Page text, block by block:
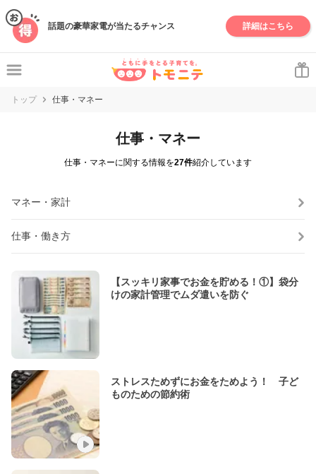
話題の豪華家電が当たるチャンス 詳細はこちら
トップ 仕事・マネー
仕事・マネー
仕事・マネーに関する情報を27件紹介しています
マネー・家計
仕事・働き方
【スッキリ家事でお金を貯める！①】袋分
けの家計管理でムダ遣いを防ぐ
ストレスためずにお金をためよう！ 子ど
ものための節約術